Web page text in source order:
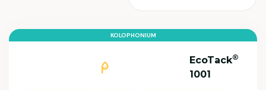
KOLOPHONIUM
EcoTack®
1001